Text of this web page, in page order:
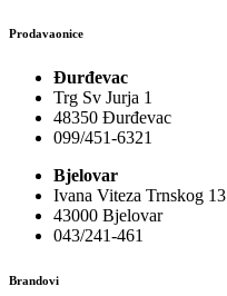
Prodavaonice
Đurđevac
Trg Sv Jurja 1
48350 Đurđevac
099/451-6321
Bjelovar
Ivana Viteza Trnskog 13
43000 Bjelovar
043/241-461
Brandovi